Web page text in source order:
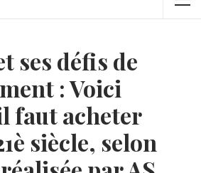
ses défis de
: Voici
faut acheter
siècle, selon